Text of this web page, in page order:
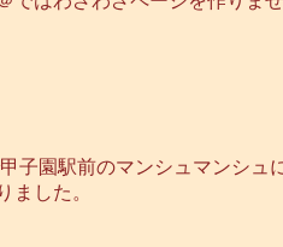
子園駅前のマンシュマンシ
ました。